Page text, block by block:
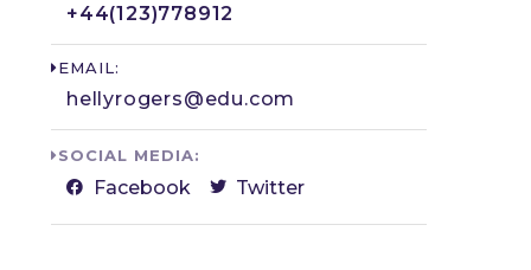
+44(123)778912​
EMAIL:
hellyrogers@edu.com​
SOCIAL MEDIA:
Facebook Twitter